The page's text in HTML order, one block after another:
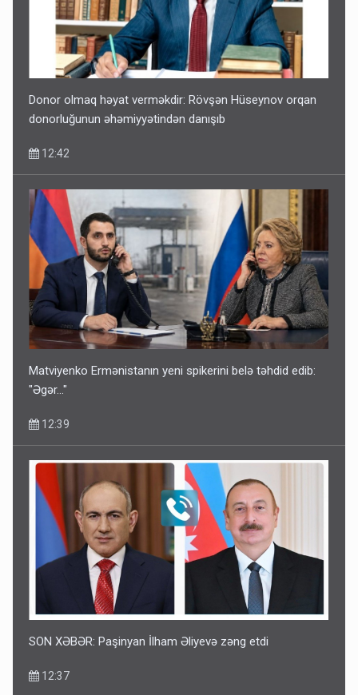
Donor olmaq həyat verməkdir: Rövşən Hüseynov orqan
donorluğunun əhəmiyyətindən danışıb
12:42
Matviyenko Ermənistanın yeni spikerini belə təhdid edib:
"Əgər..."
12:39
SON XƏBƏR: Paşinyan İlham Əliyevə zəng etdi
12:37